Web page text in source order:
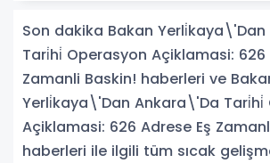
Son dakika Bakan
Tari̇hi̇ Operasyon Açiklamasi: 626
Zamanli Baskin! haberleri ve
Yerli̇kaya\'Dan Ankara\'Da Tari̇hi̇
Açiklamasi: 626 Adrese Eş
haberleri ile ilgili tüm sıcak